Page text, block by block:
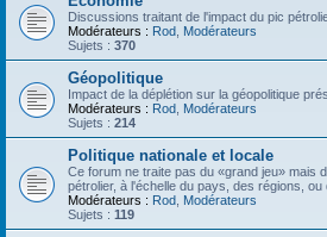
Discussions traitant de l'impact du pic
Modérateurs : Rod Modérateurs
Sujets : 370
Géopolitique
Impact de la déplétion sur la géopolitique
Modérateurs : Rod Modérateurs
Sujets : 214
Politique nationale et locale
Ce forum ne traite pas du «grand jeu» mais
pétrolier, à l'échelle du pays, des régions, ou
Modérateurs : Rod Modérateurs
Sujets : 119